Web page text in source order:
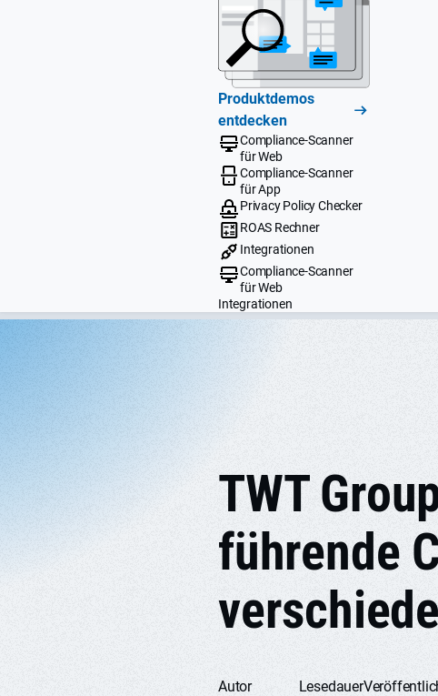
Produktdemos
entdecken
Compliance-Scanner
für Web
Compliance-Scanner
für App
Privacy Policy Checker
ROAS Rechner
Integrationen
Compliance-Scanner
für Web
Integrationen
TWT
führende
Autor
Lesedauer